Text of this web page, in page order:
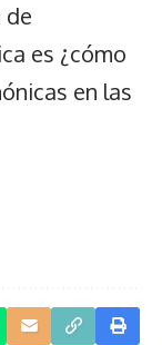
de
es ¿cómo
en las